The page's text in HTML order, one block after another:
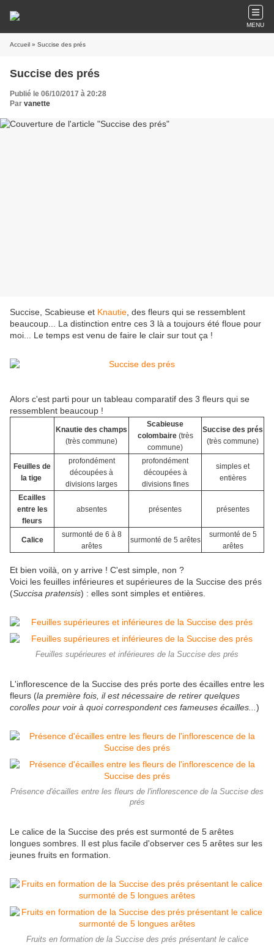
MENU
Accueil » Succise des prés
Succise des prés
Publié le 06/10/2017 à 20:28
Par vanette
Succise, Scabieuse et Knautie , des fleurs qui se ressemblent
beaucoup... La distinction entre ces 3 là a toujours été floue pour
moi... Le temps est venu de faire le clair sur tout ça !
Alors c'est parti pour un tableau comparatif des 3 fleurs qui se
ressemblent beaucoup !
Knautie des champs
(très commune)
Scabieuse
colombaire (très
commune)
Succise des prés
(très commune)
Feuilles de
la tige
profondément
découpées à
divisions larges
profondément
découpées à
divisions fines
simples et
entières
Ecailles
entre les
fleurs
absentes présentes présentes
Calice
surmonté de 6 à 8
arêtes
surmonté de 5 arêtes
surmonté de 5
arêtes
Et bien voilà, on y arrive ! C'est simple, non ?
Voici les feuilles inférieures et supérieures de la Succise des prés
(Succisa pratensis) : elles sont simples et entières.
Feuilles supérieures et inférieures de la Succise des prés
L'inflorescence de la Succise des prés porte des écailles entre les
fleurs (la première fois, il est nécessaire de retirer quelques
corolles pour voir à quoi correspondent ces fameuses écailles... )
Présence d'écailles entre les fleurs de l'inflorescence de la Succise des
prés
Le calice de la Succise des prés est surmonté de 5 arêtes
longues sombres. Il est plus facile d'observer ces 5 arêtes sur les
jeunes fruits en formation.
Fruits en formation de la Succise des prés présentant le calice